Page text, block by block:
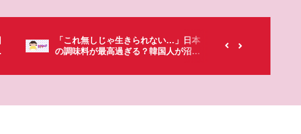
【韓国にもあるのに…】なぜ日本のセ
ブンイレブンが韓国人に人気なの？